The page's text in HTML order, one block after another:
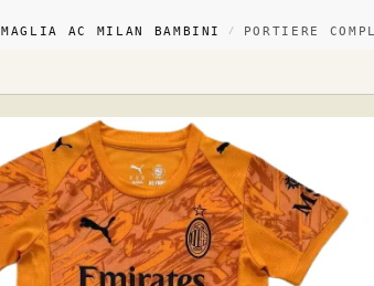
MAGLIA AC MILAN BAMBINI / PORTIERE